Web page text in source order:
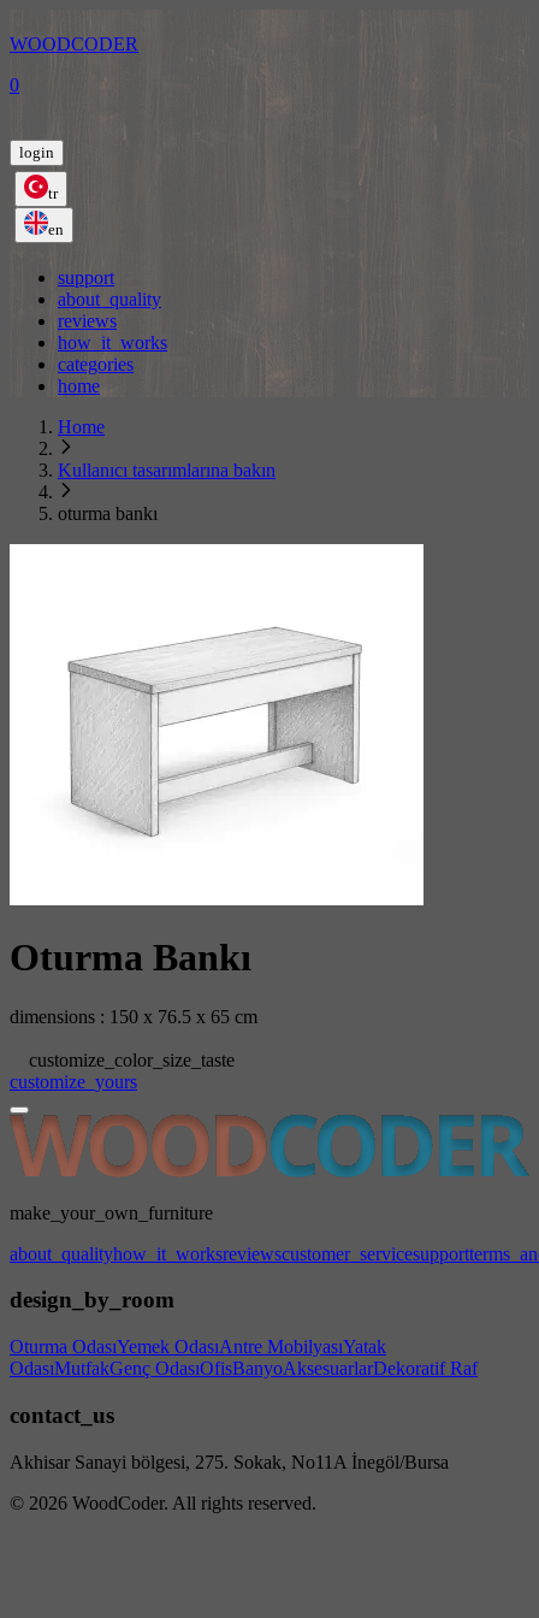
WOODCODER
0
login
tr
en
support
about_quality
reviews
how_it_works
categories
home
Home
Kullanıcı tasarımlarına bakın
oturma bankı
Oturma Bankı
dimensions : 150 x 76.5 x 65 cm
customize_color_size_taste
customize_yours
make_your_own_furniture
about_qualityhow_it_worksreviewscustomer_servicesupport
design_by_room
Oturma OdasıYemek OdasıAntre MobilyasıYatak
OdasıMutfakGenç OdasıOfisBanyoAksesuarlarDekoratif Raf
contact_us
Akhisar Sanayi bölgesi, 275. Sokak, No11A İnegöl/Bursa
© 2026 WoodCoder. All rights reserved.